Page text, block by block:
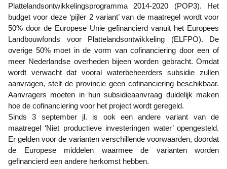
Plattelandsontwikkelingsprogramma 2014-2020 (POP3). Het
budget voor deze ‘pijler 2 variant’ van de maatregel wordt voor
50% door de Europese Unie gefinancierd vanuit het Europees
Landbouwfonds voor Plattelandsontwikkeling (ELFPO). De
overige 50% moet in de vorm van cofinanciering door een of
meer Nederlandse overheden bijeen worden gebracht. Omdat
wordt verwacht dat vooral waterbeheerders subsidie zullen
aanvragen, stelt de provincie geen cofinanciering beschikbaar.
Aanvragers moeten in hun subsidieaanvraag duidelijk maken
hoe de cofinanciering voor het project wordt geregeld.
Sinds 3 september jl. is ook een andere variant van de
maatregel ‘Niet productieve investeringen water’ opengesteld.
Er gelden voor de varianten verschillende voorwaarden, doordat
de Europese middelen waarmee de varianten worden
gefinancierd een andere herkomst hebben.